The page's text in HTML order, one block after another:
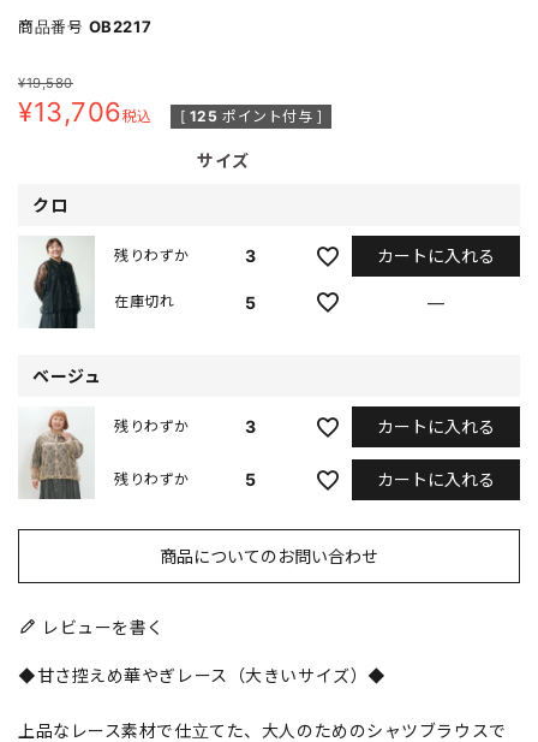
商品番号 OB2217
¥19,580
¥13,706税込 [ 125 ポイント付与 ]
サイズ
クロ
3
残りわずか カートに入れる
5
在庫切れ —
ベージュ
3
残りわずか カートに入れる
5
残りわずか カートに入れる
商品についてのお問い合わせ
レビューを書く
◆甘さ控えめ華やぎレース（大きいサイズ）◆
上品なレース素材で仕立てた、大人のためのシャツブラウスで